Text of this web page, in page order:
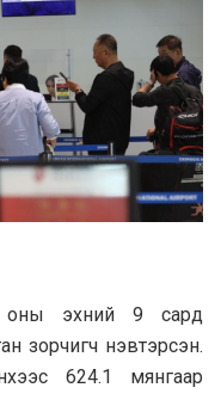
оны эхний 9 сард
зорчигч нэвтэрсэн.
624.1 мянгаар